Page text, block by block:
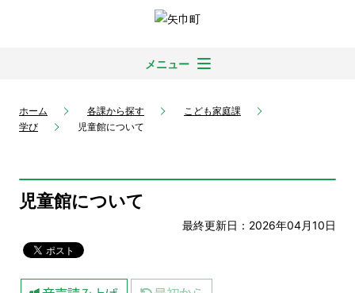
メニュー
ホーム 各課から探す
こども家庭課
学び
児童館について
児童館について
最終更新日：2026年04月10日